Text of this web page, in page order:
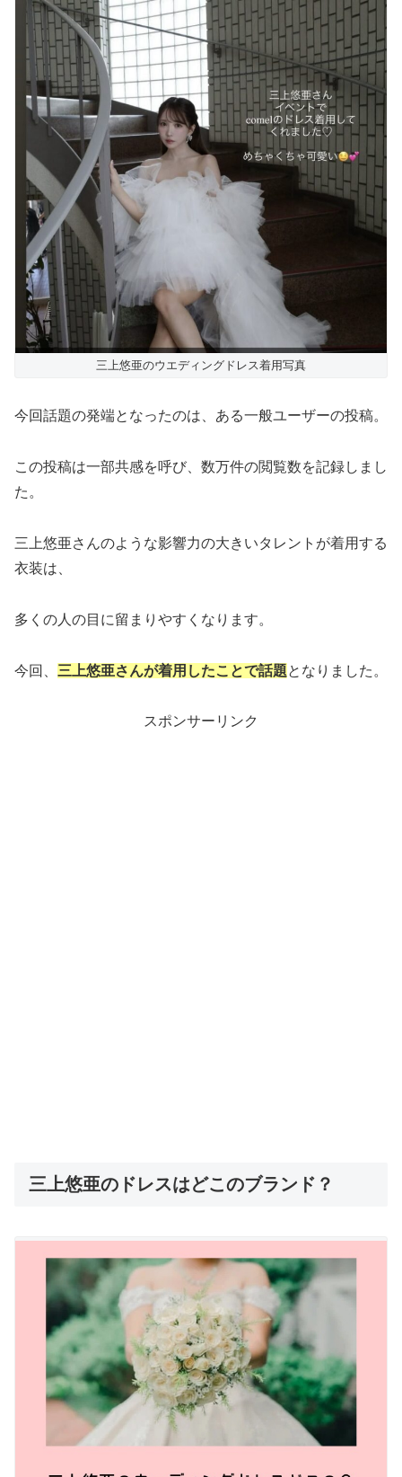
三上悠亜のウエディングドレス着用写真
今回話題の発端となったのは、ある一般ユーザーの投稿。
この投稿は一部共感を呼び、数万件の閲覧数を記録しまし
た。
三上悠亜さんのような影響力の大きいタレントが着用する
衣装は、
多くの人の目に留まりやすくなります。
今回、 三上悠亜さんが着用したことで話題となりました。
スポンサーリンク
三上悠亜のドレスはどこのブランド？